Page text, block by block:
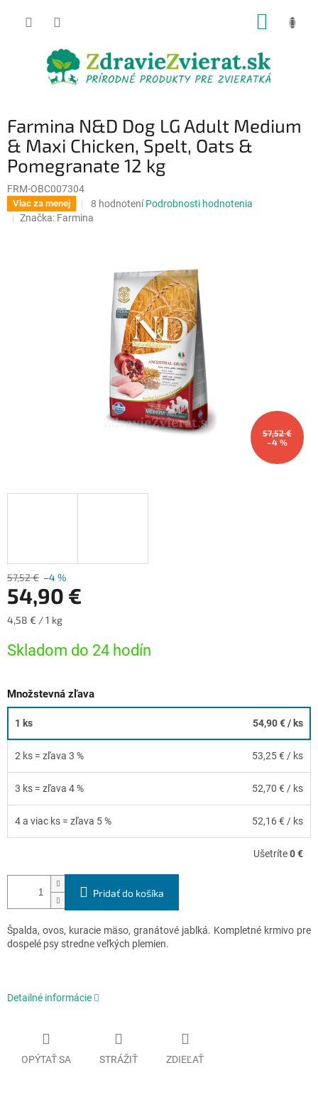
Farmina N&D Dog LG Adult Medium
& Maxi Chicken, Spelt, Oats &
Pomegranate 12 kg
FRM-OBC007304
Viac za menej
Priemerné
hodnotenie
hviezdičiek.
8 hodnotení Podrobnosti hodnotenia
Značka: Farmina
57,52 €
–4 %
57,52 € –4 %
54,90 €
Jednotková
4,58 € / 1 kg
Skladom do 24 hodín
Množstevná zľava
1 ks 54,90 €/ ks
2 ks = zľava 3 % 53,25 € / ks
3 ks = zľava 4 % 52,70 € / ks
4 a viac ks = zľava 5 % 52,16 € / ks
Ušetríte0 €
Pridať do košíka
Špalda, ovos, kuracie mäso, granátové jablká. Kompletné krmivo pre
dospelé psy stredne veľkých plemien.
Detailné informácie
OPÝTAŤ SA STRÁŽIŤ ZDIEĽAŤ